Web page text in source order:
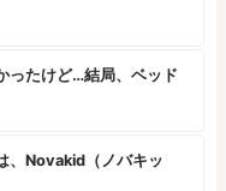
ったけど…結局、ベッド
、Novakid（ノバキッ